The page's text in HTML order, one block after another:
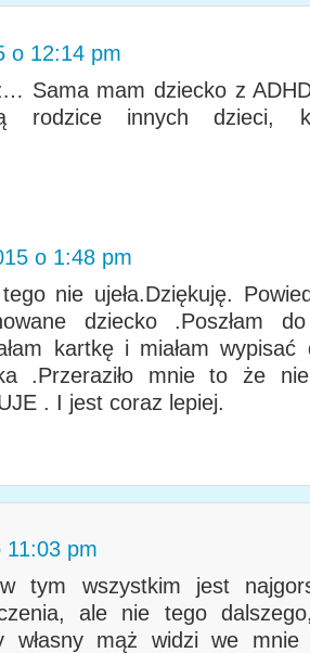
o 12:14 pm
Sama mam dziecko z
rodzice innych dzieci,
o 1:48 pm
nie ujeła.Dziękuję.
dziecko .Poszłam
kartkę i miałam wypisać
.Przeraziło mnie to że
. I jest coraz lepiej.
11:03 pm
tym wszystkim jest
ale nie tego
własny mąż widzi we mnie